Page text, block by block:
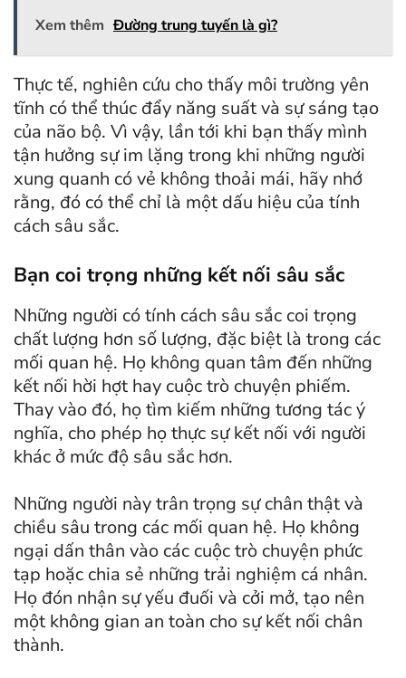
Xem thêm Đường trung tuyến là gì?
Thực tế, nghiên cứu cho thấy môi trường yên
tĩnh có thể thúc đẩy năng suất và sự sáng tạo
của não bộ. Vì vậy, lần tới khi bạn thấy mình
tận hưởng sự im lặng trong khi những người
xung quanh có vẻ không thoải mái, hãy nhớ
rằng, đó có thể chỉ là một dấu hiệu của tính
cách sâu sắc.
Bạn coi trọng những kết nối sâu sắc
Những người có tính cách sâu sắc coi trọng
chất lượng hơn số lượng, đặc biệt là trong các
mối quan hệ. Họ không quan tâm đến những
kết nối hời hợt hay cuộc trò chuyện phiếm.
Thay vào đó, họ tìm kiếm những tương tác ý
nghĩa, cho phép họ thực sự kết nối với người
khác ở mức độ sâu sắc hơn.
Những người này trân trọng sự chân thật và
chiều sâu trong các mối quan hệ. Họ không
ngại dấn thân vào các cuộc trò chuyện phức
tạp hoặc chia sẻ những trải nghiệm cá nhân.
Họ đón nhận sự yếu đuối và cởi mở, tạo nên
một không gian an toàn cho sự kết nối chân
thành.